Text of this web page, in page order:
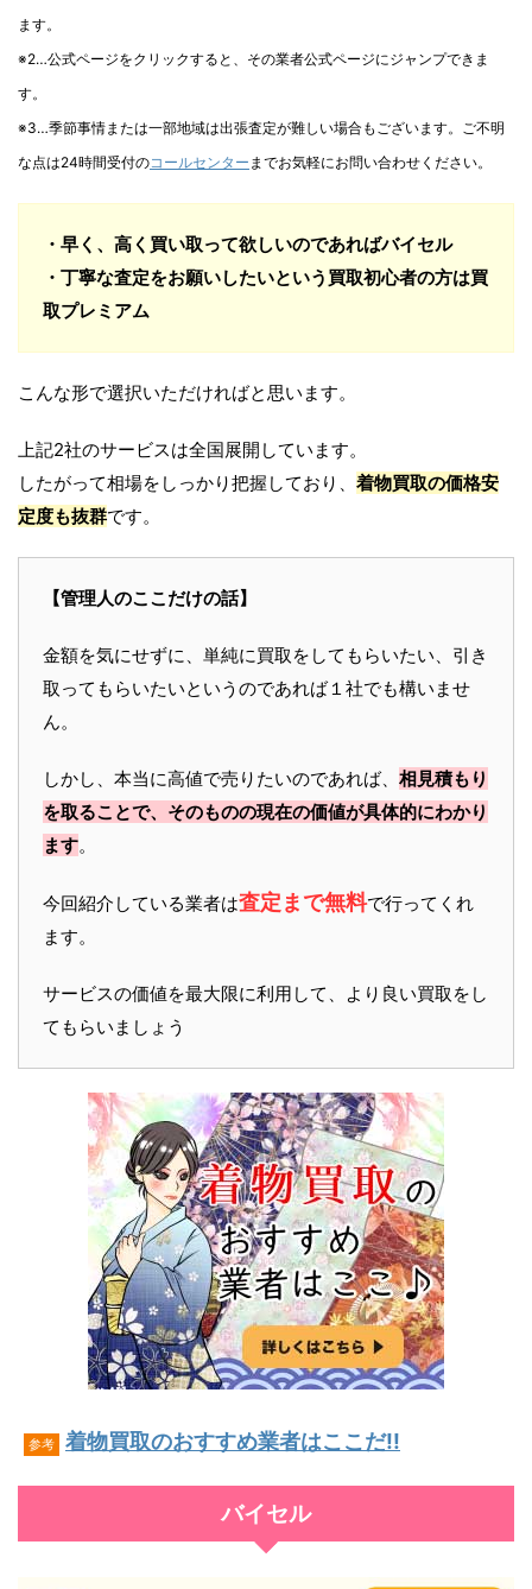
ます。
※2…公式ページをクリックすると、その業者公式ページにジャンプできま
す。
※3…季節事情または一部地域は出張査定が難しい場合もございます。ご不明
な点は24時間受付のコールセンター までお気軽にお問い合わせください。
・早く、高く買い取って欲しいのであればバイセル
・丁寧な査定をお願いしたいという買取初心者の方は買
取プレミアム
こんな形で選択いただければと思います。
上記2社のサービスは全国展開しています。
したがって相場をしっかり把握しており、 着物買取の価格安
定度も抜群です。
【管理人のここだけの話】
金額を気にせずに、単純に買取をしてもらいたい、引き
取ってもらいたいというのであれば１社でも構いませ
ん。
しかし、本当に高値で売りたいのであれば、 相見積もり
を取ることで、そのものの現在の価値が具体的にわかり
ます。
今回紹介している業者は査定まで無料で行ってくれ
ます。
サービスの価値を最大限に利用して、より良い買取をし
てもらいましょう
参考 着物買取のおすすめ業者はここだ!!
バイセル